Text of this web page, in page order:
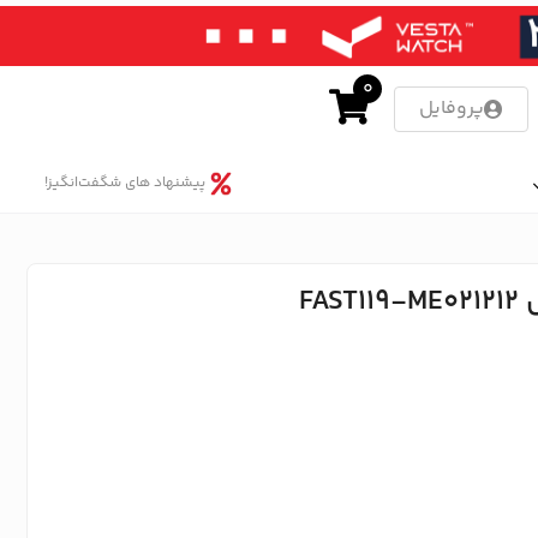
پروفایل
0
پیشنهاد های شگفت‌انگیز!